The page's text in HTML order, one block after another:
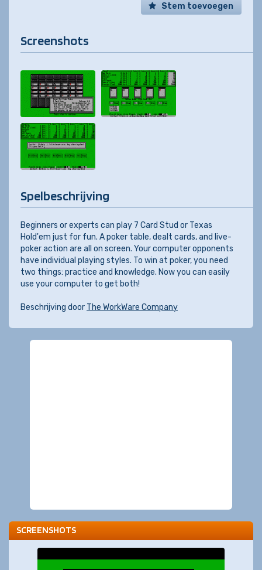
Stem toevoegen
Screenshots
Spelbeschrijving
Beginners or experts can play 7 Card Stud or Texas
Hold'em just for fun. A poker table, dealt cards, and live-
poker action are all on screen. Your computer opponents
have individual playing styles. To win at poker, you need
two things: practice and knowledge. Now you can easily
use your computer to get both!
Beschrijving door The WorkWare Company
SCREENSHOTS